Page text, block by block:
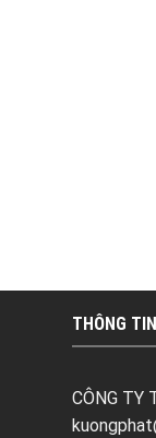
THÔNG
CÔNG TY